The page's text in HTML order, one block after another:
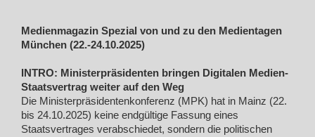
Medienmagazin Spezial von und zu den Medientagen
München (22.-24.10.2025)
INTRO: Ministerpräsidenten bringen Digitalen Medien-
Staatsvertrag weiter auf den Weg
Die Ministerpräsidentenkonferenz (MPK) hat in Mainz (22.
bis 24.10.2025) keine endgültige Fassung eines
Staatsvertrages verabschiedet, sondern die politischen